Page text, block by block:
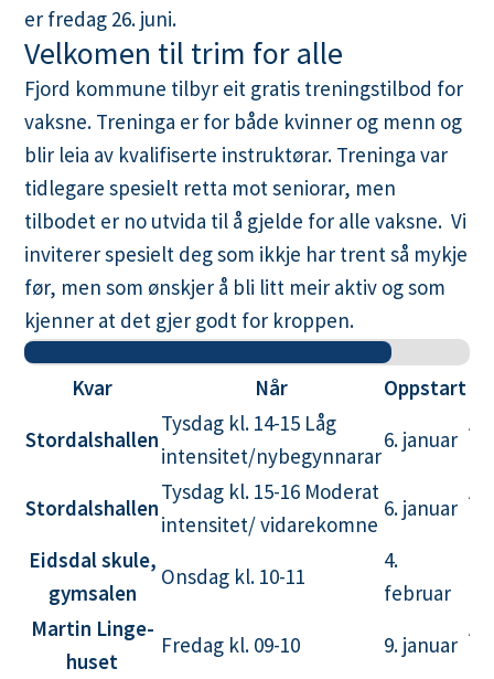
k
a
l
e
n
d
e
r
f
i
l
i
s
er fredag 26. juni.
Velkomen til trim for alle
Fjord kommune tilbyr eit gratis treningstilbod for
vaksne. Treninga er for både kvinner og menn og
blir leia av kvalifiserte instruktørar. Treninga var
tidlegare spesielt retta mot seniorar, men
tilbodet er no utvida til å gjelde for alle vaksne. Vi
inviterer spesielt deg som ikkje har trent så mykje
før, men som ønskjer å bli litt meir aktiv og som
kjenner at det gjer godt for kroppen.
Kvar Når Oppstart
Stordalshallen
Tysdag kl. 14-15 Låg
intensitet/nybegynnarar
6. januar
Stordalshallen
Tysdag kl. 15-16 Moderat
intensitet/ vidarekomne
6. januar
Eidsdal skule,
gymsalen
Onsdag kl. 10-11
4.
februar
Martin Linge-
huset
Fredag kl. 09-10 9. januar